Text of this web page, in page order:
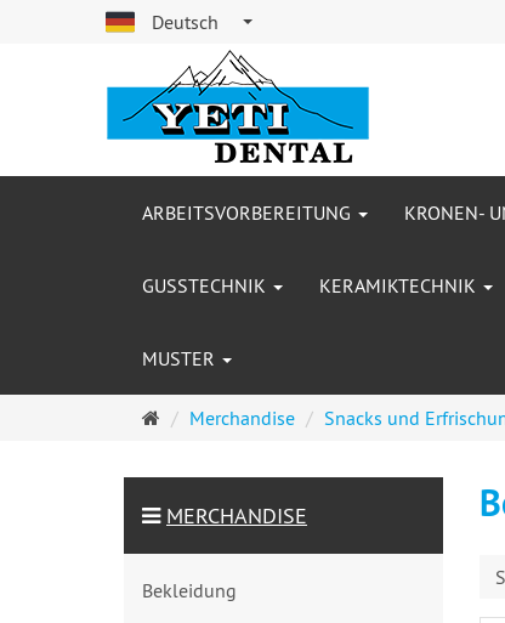
Deutsch
ARBEITSVORBEREITUNG KRONEN-
GUSSTECHNIK KERAMIKTECHNIK
MUSTER
Startseite
Merchandise Snacks und
MERCHANDISE
Bekleidung